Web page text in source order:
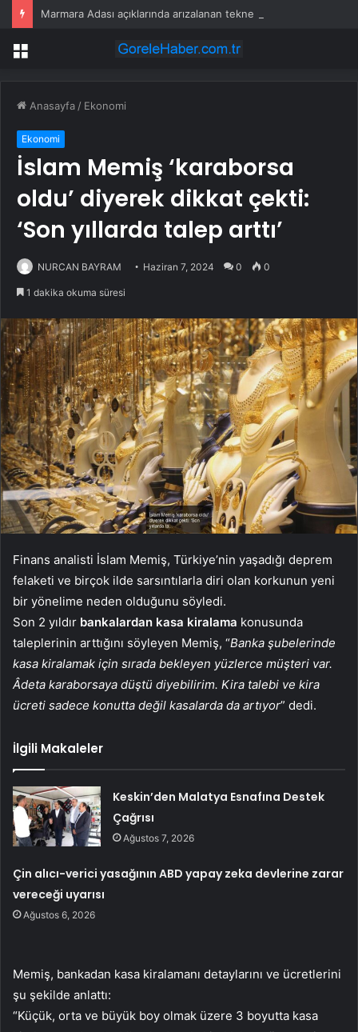
Marmara Adası açıklarında arızalanan tekne kurtarıldı
Menü
Anasayfa / Ekonomi
Ekonomi
İslam Memiş ‘karaborsa
oldu’ diyerek dikkat çekti:
‘Son yıllarda talep arttı’
NURCAN BAYRAM Haziran 7, 2024 0 0
1 dakika okuma süresi
Finans analisti İslam Memiş, Türkiye’nin yaşadığı deprem
felaketi ve birçok ilde sarsıntılarla diri olan korkunun yeni
bir yönelime neden olduğunu söyledi.
Son 2 yıldır bankalardan kasa kiralama konusunda
taleplerinin arttığını söyleyen Memiş, “Banka şubelerinde
kasa kiralamak için sırada bekleyen yüzlerce müşteri var.
Âdeta karaborsaya düştü diyebilirim. Kira talebi ve kira
ücreti sadece konutta değil kasalarda da artıyor” dedi.
İlgili Makaleler
Keskin’den Malatya Esnafına Destek
Çağrısı
Ağustos 7, 2026
Çin alıcı-verici yasağının ABD yapay zeka devlerine zarar
vereceği uyarısı
Ağustos 6, 2026
Memiş, bankadan kasa kiralamanı detaylarını ve ücretlerini
şu şekilde anlattı:
“Küçük, orta ve büyük boy olmak üzere 3 boyutta kasa